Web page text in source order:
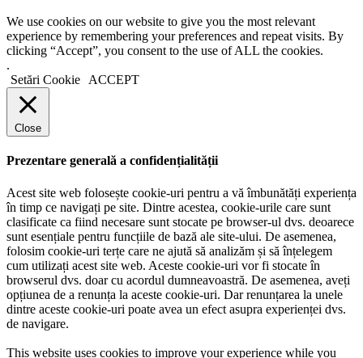
We use cookies on our website to give you the most relevant
experience by remembering your preferences and repeat visits. By
clicking “Accept”, you consent to the use of ALL the cookies.
.
Setări Cookie
ACCEPT
Close
Prezentare generală a confidențialității
Acest site web folosește cookie-uri pentru a vă îmbunătăți experiența
în timp ce navigați pe site. Dintre acestea, cookie-urile care sunt
clasificate ca fiind necesare sunt stocate pe browser-ul dvs. deoarece
sunt esențiale pentru funcțiile de bază ale site-ului. De asemenea,
folosim cookie-uri terțe care ne ajută să analizăm și să înțelegem
cum utilizați acest site web. Aceste cookie-uri vor fi stocate în
browserul dvs. doar cu acordul dumneavoastră. De asemenea, aveți
opțiunea de a renunța la aceste cookie-uri. Dar renunțarea la unele
dintre aceste cookie-uri poate avea un efect asupra experienței dvs.
de navigare.
This website uses cookies to improve your experience while you